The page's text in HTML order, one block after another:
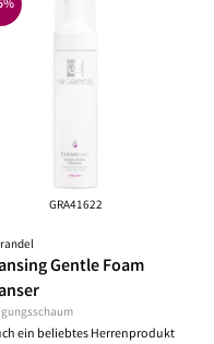
GRA41622
Gentle Foam
ein beliebtes Herrenprodukt